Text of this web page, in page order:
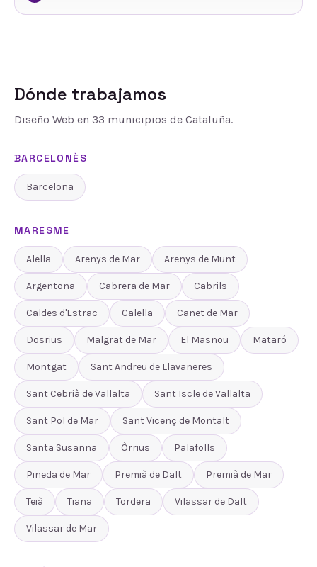
Dónde trabajamos
Diseño Web en 33 municipios de Cataluña.
BARCELONÈS
Barcelona
MARESME
Alella Arenys de Mar Arenys de Munt
Argentona Cabrera de Mar Cabrils
Caldes d'Estrac Calella Canet de Mar
Dosrius Malgrat de Mar El Masnou Mataró
Montgat Sant Andreu de Llavaneres
Sant Cebrià de Vallalta Sant Iscle de Vallalta
Sant Pol de Mar Sant Vicenç de Montalt
Santa Susanna Òrrius Palafolls
Pineda de Mar Premià de Dalt Premià de Mar
Teià Tiana Tordera Vilassar de Dalt
Vilassar de Mar